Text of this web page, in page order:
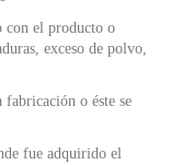
con el producto o
exceso de polvo,
o éste se
fue adquirido el